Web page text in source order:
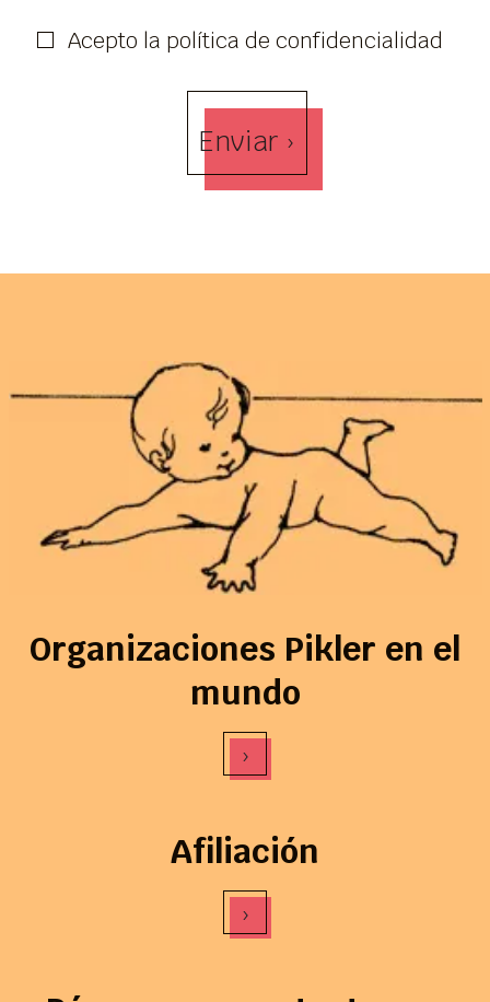
Acepto la política de confidencialidad
Enviar ›
Organizaciones Pikler en el
mundo
›
Afiliación
›